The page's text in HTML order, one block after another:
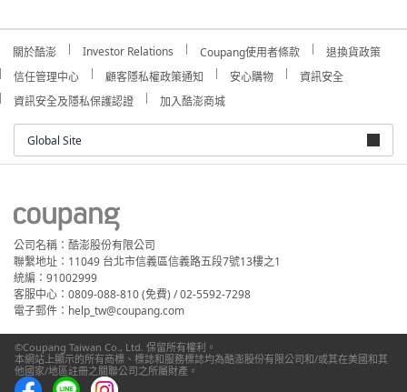
關於酷澎 Investor Relations Coupang使用者條款
退換貨政策
信任管理中心
顧客隱私權政策通知 安心購物
資訊安全
資訊安全及隱私保護認證
加入酷澎商城
Global Site
公司名稱：酷澎股份有限公司
聯繫地址：11049 台北市信義區信義路五段7號13樓之1
統編：91002999
客服中心：0809-088-810 (免費) / 02-5592-7298
電子郵件：help_tw@coupang.com
©Coupang Taiwan Co., Ltd. 保留所有權利。
本網站上顯示的所有商標、標誌和服務標誌均為酷澎股份有限公司和/或其在美國和其
他國家/地區註冊之關聯公司之所屬財產。